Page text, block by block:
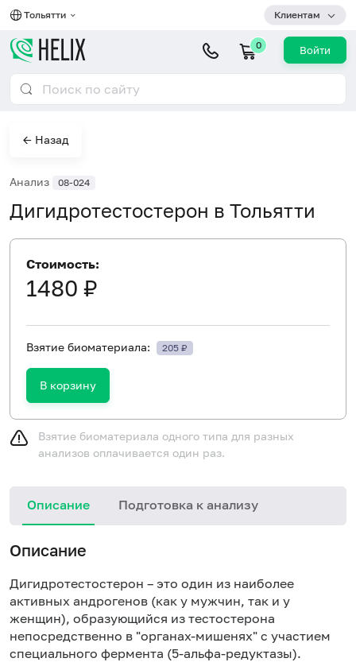
Тольятти Клиентам
0 Войти
← Назад
Анализ 08-024
Дигидротестостерон в Тольятти
Стоимость:
1480 ₽
Взятие биоматериала: 205 ₽
В корзину
Взятие биоматериала одного типа для разных
анализов оплачивается один раз.
Описание Подготовка к анализу
Описание
Дигидротестостерон – это один из наиболее
активных андрогенов (как у мужчин, так и у
женщин), образующийся из тестостерона
непосредственно в "органах-мишенях" с участием
специального фермента (5-альфа-редуктазы).